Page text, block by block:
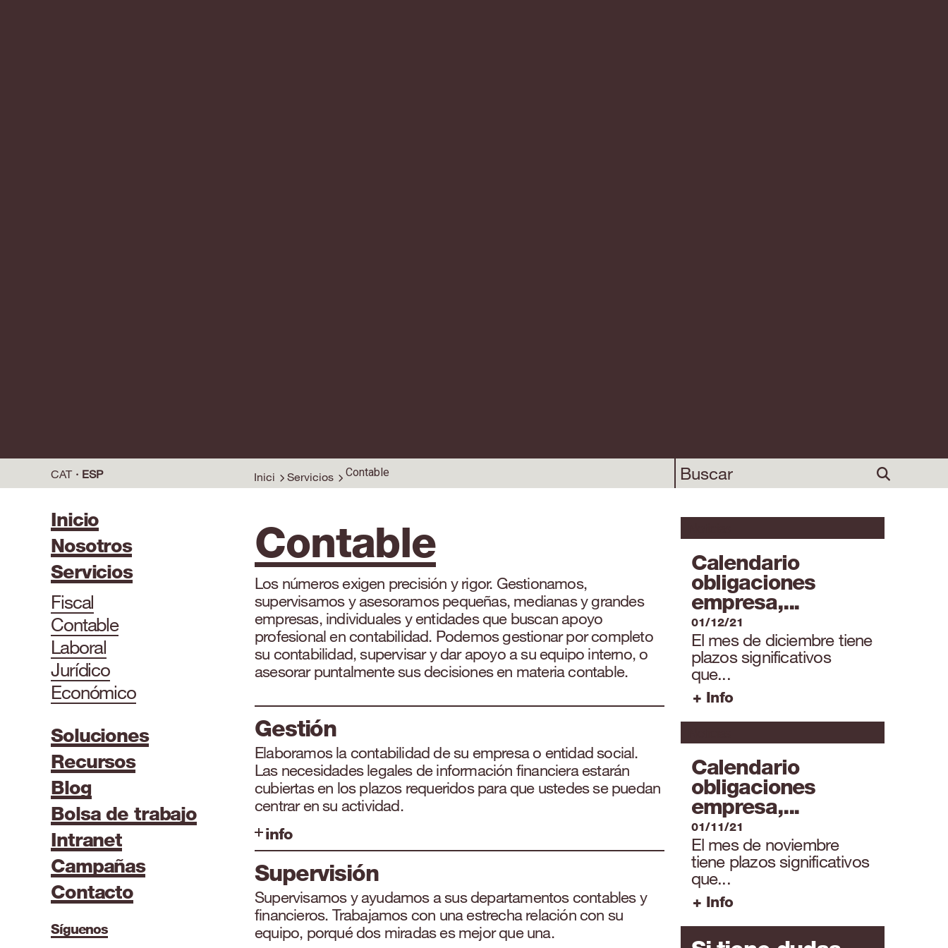
CAT ESP Inici Servicios Contable
Inicio
Nosotros
Servicios
Fiscal
Contable
Laboral
Jurídico
Económico
Soluciones
Recursos
Blog
Bolsa de trabajo
Intranet
Campañas
Contacto
Síguenos
Contable
Los números exigen precisión y rigor. Gestionamos,
supervisamos y asesoramos pequeñas, medianas y grandes
empresas, individuales y entidades que buscan apoyo
profesional en contabilidad. Podemos gestionar por completo
su contabilidad, supervisar y dar apoyo a su equipo interno, o
asesorar puntalmente sus decisiones en materia contable.
Gestión
Elaboramos la contabilidad de su empresa o entidad social.
Las necesidades legales de información financiera estarán
cubiertas en los plazos requeridos para que ustedes se puedan
centrar en su actividad.
info
Supervisión
Supervisamos y ayudamos a sus departamentos contables y
financieros. Trabajamos con una estrecha relación con su
equipo, porqué dos miradas es mejor que una.
Calendario
obligaciones
empresa,...
01/12/21
El mes de diciembre tiene
plazos significativos
que...
+ Info
Calendario
obligaciones
empresa,...
01/11/21
El mes de noviembre
tiene plazos significativos
que...
+ Info